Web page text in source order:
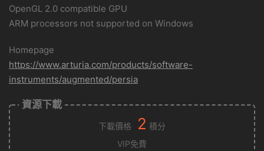
OpenGL 2.0 compatible GPU
ARM processors not supported on Windows
Homepage
https://www.arturia.com/products/software-
instruments/augmented/persia
資源下載
下載價格 2 積分
VIP免費